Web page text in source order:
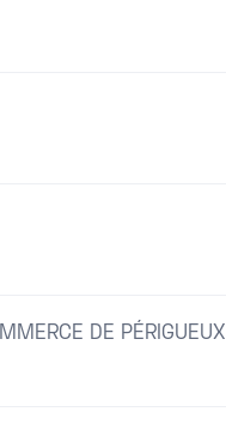
DE PÉRIGUEUX